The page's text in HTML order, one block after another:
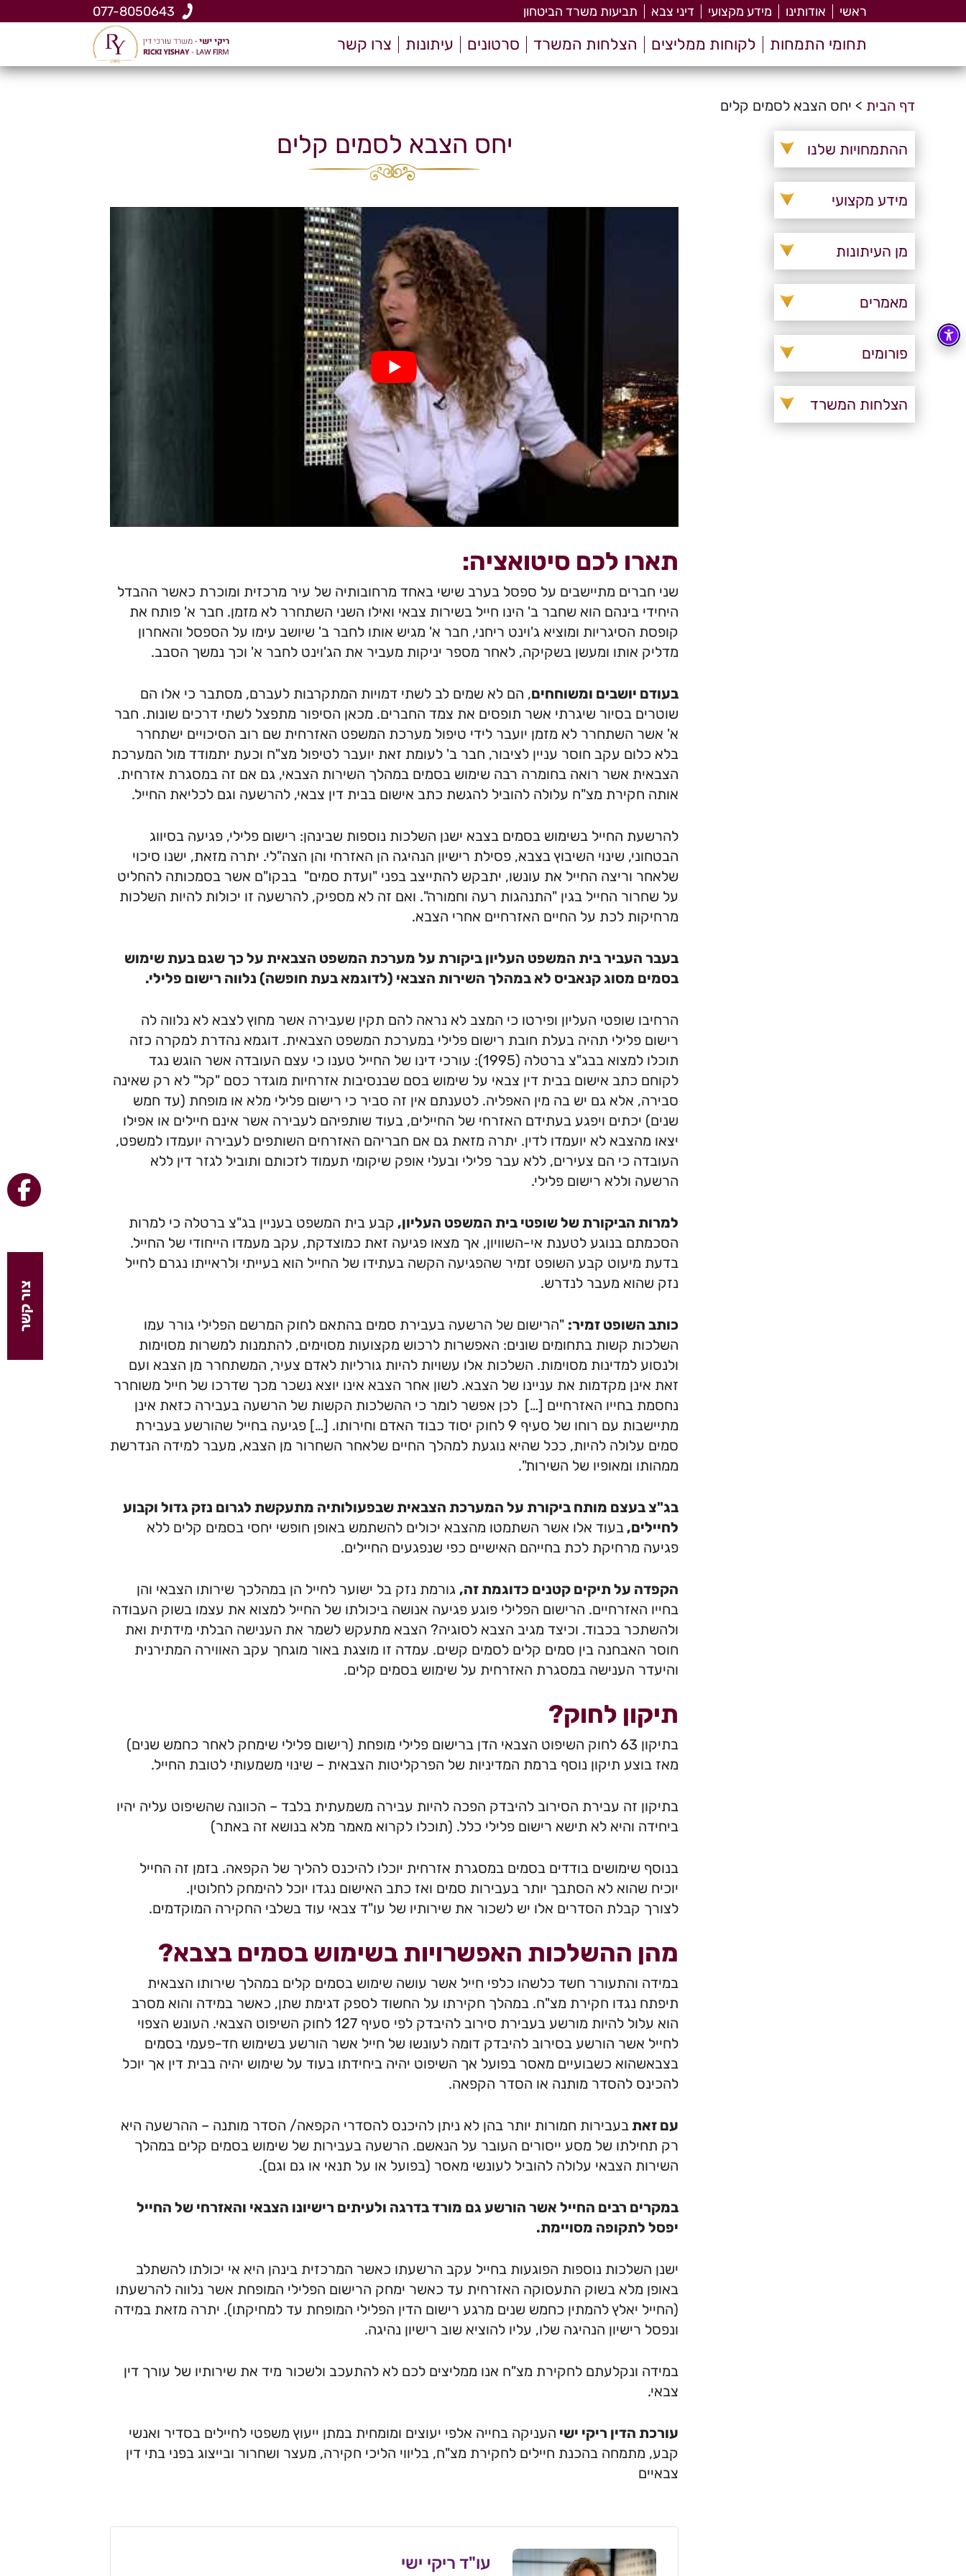
ראשי אודותינו מידע מקצועי דיני צבא תביעות משרד הביטחון 077-8050643
תחומי התמחות לקוחות ממליצים הצלחות המשרד סרטונים עיתונות צרו קשר
צור קשר
דף הבית > יחס הצבא לסמים קלים
ההתמחויות שלנו
מידע מקצועי
מן העיתונות
מאמרים
פורומים
הצלחות המשרד
יחס הצבא לסמים קלים
תארו לכם סיטואציה:
שני חברים מתיישבים על ספסל בערב שישי באחד מרחובותיה של עיר מרכזית ומוכרת כאשר ההבדל
היחידי בינהם הוא שחבר ב' הינו חייל בשירות צבאי ואילו השני השתחרר לא מזמן. חבר א' פותח את
קופסת הסיגריות ומוציא ג'וינט ריחני, חבר א' מגיש אותו לחבר ב' שיושב עימו על הספסל והאחרון
מדליק אותו ומעשן בשקיקה, לאחר מספר יניקות מעביר את הג'וינט לחבר א' וכך נמשך הסבב.
בעודם יושבים ומשוחחים, הם לא שמים לב לשתי דמויות המתקרבות לעברם, מסתבר כי אלו הם
שוטרים בסיור שיגרתי אשר תופסים את צמד החברים. מכאן הסיפור מתפצל לשתי דרכים שונות. חבר
א' אשר השתחרר לא מזמן יועבר לידי טיפול מערכת המשפט האזרחית שם רוב הסיכויים ישתחרר
בלא כלום עקב חוסר עניין לציבור, חבר ב' לעומת זאת יועבר לטיפול מצ"ח וכעת יתמודד מול המערכת
הצבאית אשר רואה בחומרה רבה שימוש בסמים במהלך השירות הצבאי, גם אם זה במסגרת אזרחית.
אותה חקירת מצ"ח עלולה להוביל להגשת כתב אישום בבית דין צבאי, להרשעה וגם לכליאת החייל.
להרשעת החייל בשימוש בסמים בצבא ישנן השלכות נוספות שבינהן: רישום פלילי, פגיעה בסיווג
הבטחוני, שינוי השיבוץ בצבא, פסילת רישיון הנהיגה הן האזרחי והן הצה"לי. יתרה מזאת, ישנו סיכוי
שלאחר וריצה החייל את עונשו, יתבקש להתייצב בפני "ועדת סמים" בבקו"ם אשר בסמכותה להחליט
על שחרור החייל בגין "התנהגות רעה וחמורה". ואם זה לא מספיק, להרשעה זו יכולות להיות השלכות
מרחיקות לכת על החיים האזרחיים אחרי הצבא.
בעבר העביר בית המשפט העליון ביקורת על מערכת המשפט הצבאית על כך שגם בעת שימוש
בסמים מסוג קנאביס לא במהלך השירות הצבאי (לדוגמא בעת חופשה) נלווה רישום פלילי.
הרחיבו שופטי העליון ופירטו כי המצב לא נראה להם תקין שעבירה אשר מחוץ לצבא לא נלווה לה
רישום פלילי תהיה בעלת חובת רישום פלילי במערכת המשפט הצבאית. דוגמא נהדרת למקרה כזה
תוכלו למצוא בבג"צ ברטלה (1995): עורכי דינו של החייל טענו כי עצם העובדה אשר הוגש נגד
לקוחם כתב אישום בבית דין צבאי על שימוש בסם שבנסיבות אזרחיות מוגדר כסם "קל" לא רק שאינה
סבירה, אלא גם יש בה מין האפליה. לטענתם אין זה סביר כי רישום פלילי מלא או מופחת (עד חמש
שנים) יכתים ויפגע בעתידם האזרחי של החיילים, בעוד שותפיהם לעבירה אשר אינם חיילים או אפילו
יצאו מהצבא לא יועמדו לדין. יתרה מזאת גם אם חבריהם האזרחים השותפים לעבירה יועמדו למשפט,
העובדה כי הם צעירים, ללא עבר פלילי ובעלי אופק שיקומי תעמוד לזכותם ותוביל לגזר דין ללא
הרשעה וללא רישום פלילי.
למרות הביקורת של שופטי בית המשפט העליון, קבע בית המשפט בעניין בג"צ ברטלה כי למרות
הסכמתם בנוגע לטענת אי-השוויון, אך מצאו פגיעה זאת כמוצדקת, עקב מעמדו הייחודי של החייל.
בדעת מיעוט קבע השופט זמיר שהפגיעה הקשה בעתידו של החייל הוא בעייתי ולראייתו נגרם לחייל
נזק שהוא מעבר לנדרש.
כותב השופט זמיר: "הרישום של הרשעה בעבירת סמים בהתאם לחוק המרשם הפלילי גורר עמו
השלכות קשות בתחומים שונים: האפשרות לרכוש מקצועות מסוימים, להתמנות למשרות מסוימות
ולנסוע למדינות מסוימות. השלכות אלו עשויות להיות גורליות לאדם צעיר, המשתחרר מן הצבא ועם
זאת אינן מקדמות את עניינו של הצבא. לשון אחר הצבא אינו יוצא נשכר מכך שדרכו של חייל משוחרר
נחסמת בחייו האזרחיים […] לכן אפשר לומר כי ההשלכות הקשות של הרשעה בעבירה כזאת אינן
מתיישבות עם רוחו של סעיף 9 לחוק יסוד כבוד האדם וחירותו. […] פגיעה בחייל שהורשע בעבירת
סמים עלולה להיות, ככל שהיא נוגעת למהלך החיים שלאחר השחרור מן הצבא, מעבר למידה הנדרשת
ממהותו ומאופיו של השירות".
בג"צ בעצם מותח ביקורת על המערכת הצבאית שבפעולותיה מתעקשת לגרום נזק גדול וקבוע
לחיילים, בעוד אלו אשר השתמטו מהצבא יכולים להשתמש באופן חופשי יחסי בסמים קלים ללא
פגיעה מרחיקת לכת בחייהם האישיים כפי שנפגעים החיילים.
הקפדה על תיקים קטנים כדוגמת זה, גורמת נזק בל ישוער לחייל הן במהלכך שירותו הצבאי והן
בחייו האזרחיים. הרישום הפלילי פוגע פגיעה אנושה ביכולתו של החייל למצוא את עצמו בשוק העבודה
ולהשתכר בכבוד. וכיצד מגיב הצבא לסוגיה? הצבא מתעקש לשמר את הענישה הבלתי מידתית ואת
חוסר האבחנה בין סמים קלים לסמים קשים. עמדה זו מוצגת באור מוגחך עקב האווירה המתירנית
והיעדר הענישה במסגרת האזרחית על שימוש בסמים קלים.
תיקון לחוק?
בתיקון 63 לחוק השיפוט הצבאי הדן ברישום פלילי מופחת (רישום פלילי שימחק לאחר כחמש שנים)
מאז בוצע תיקון נוסף ברמת המדיניות של הפרקליטות הצבאית – שינוי משמעותי לטובת החייל.
בתיקון זה עבירת הסירוב להיבדק הפכה להיות עבירה משמעתית בלבד – הכוונה שהשיפוט עליה יהיו
ביחידה והיא לא תישא רישום פלילי כלל. (תוכלו לקרוא מאמר מלא בנושא זה באתר)
בנוסף שימושים בודדים בסמים במסגרת אזרחית יוכלו להיכנס להליך של הקפאה. בזמן זה החייל
יוכיח שהוא לא הסתבך יותר בעבירות סמים ואז כתב האישום נגדו יוכל להימחק לחלוטין.
לצורך קבלת הסדרים אלו יש לשכור את שירותיו של עו"ד צבאי עוד בשלבי החקירה המוקדמים.
מהן ההשלכות האפשרויות בשימוש בסמים בצבא?
במידה והתעורר חשד כלשהו כלפי חייל אשר עושה שימוש בסמים קלים במהלך שירותו הצבאית
תיפתח נגדו חקירת מצ"ח. במהלך חקירתו על החשוד לספק דגימת שתן, כאשר במידה והוא מסרב
הוא עלול להיות מורשע בעבירת סירוב להיבדק לפי סעיף 127 לחוק השיפוט הצבאי. העונש הצפוי
לחייל אשר הורשע בסירוב להיבדק דומה לעונשו של חייל אשר הורשע בשימוש חד-פעמי בסמים
בצבאשהוא כשבועיים מאסר בפועל אך השיפוט יהיה ביחידתו בעוד על שימוש יהיה בבית דין אך יוכל
להכינס להסדר מותנה או הסדר הקפאה.
עם זאתבעבירות חמורות יותר בהן לא ניתן להיכנס להסדרי הקפאה/ הסדר מותנה – ההרשעה היא
רק תחילתו של מסע ייסורים העובר על הנאשם. הרשעה בעבירות של שימוש בסמים קלים במהלך
השירות הצבאי עלולה להוביל לעונשי מאסר (בפועל או על תנאי או גם וגם).
במקרים רבים החייל אשר הורשע גם מורד בדרגה ולעיתים רישיונו הצבאי והאזרחי של החייל
יפסל לתקופה מסויימת.
ישנן השלכות נוספות הפוגעות בחייל עקב הרשעתו כאשר המרכזית בינהן היא אי יכולתו להשתלב
באופן מלא בשוק התעסוקה האזרחית עד כאשר ימחק הרישום הפלילי המופחת אשר נלווה להרשעתו
(החייל יאלץ להמתין כחמש שנים מרגע רישום הדין הפלילי המופחת עד למחיקתו). יתרה מזאת במידה
ונפסל רישיון הנהיגה שלו, עליו להוציא שוב רישיון נהיגה.
במידה ונקלעתם לחקירת מצ"ח אנו ממליצים לכם לא להתעכב ולשכור מיד את שירותיו של עורך דין
צבאי.
עורכת הדין ריקי ישי העניקה בחייה אלפי יעוצים ומומחית במתן ייעוץ משפטי לחיילים בסדיר ואנשי
קבע, מתמחה בהכנת חיילים לחקירת מצ"ח, בליווי הליכי חקירה, מעצר ושחרור ובייצוג בפני בתי דין
צבאיים
עו"ד ריקי ישי